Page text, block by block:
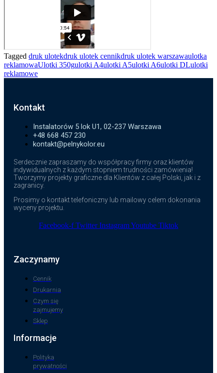
Tagged druk ulotekdruk ulotek cennikdruk ulotek warszawaulotka
reklamowaUlotki 350gulotki A4ulotki A5ulotki A6ulotki DLulotki
reklamowe
Kontakt
Instalatorów 5 lok U1, 02-237 Warszawa
+48 668 457 230
kontakt@pelnykolor.eu
Serdecznie zapraszamy do współpracy firmy oraz klientów
indywidualnych z każdym stopniem trudności zamówienia!
Tworzymy projekty graficzne dla Klientów z całej Polski, jak i z
zagranicy.
Prosimy o kontakt telefoniczny lub mailowy celem dokonania
wyceny projektu.
Facebook-f Twitter InstagramYoutube Tiktok
Zaczynamy
Cennik
Drukarnia
Czym się
zajmujemy
Sklep
Informacje
Polityka
prywatności